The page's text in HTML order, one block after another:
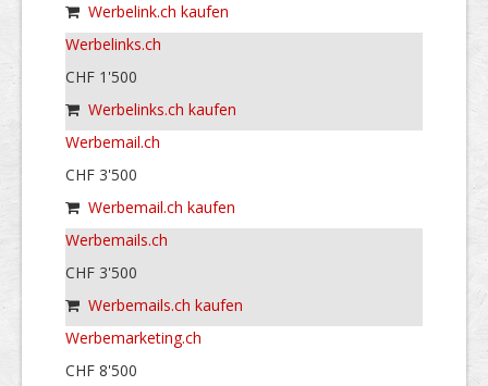
Werbelink.ch kaufen
Werbelinks.ch
CHF 1'500
Werbelinks.ch kaufen
Werbemail.ch
CHF 3'500
Werbemail.ch kaufen
Werbemails.ch
CHF 3'500
Werbemails.ch kaufen
Werbemarketing.ch
CHF 8'500